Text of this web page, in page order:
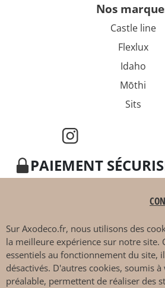
nos
Castle line
Flexlux
Idaho
Mōthi
Sits
PAIEMENT
4.7 / 5
Sur Axodeco.fr, nous utilisons des
la meilleure expérience sur notre site.
essentiels au fonctionnement du site,
désactivés. D'autres cookies, soumis
préalable, permettent de réaliser des